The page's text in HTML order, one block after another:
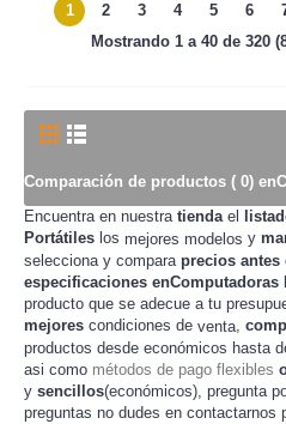
1 2 3 4 5 6
Mostrando 1 a 40 de 320
Comparación de productos ( 0)
Encuentra en nuestra tiendael
Portátiles los mejores modelos y
selecciona y compara precios antes
especificaciones enComputadoras
producto que se adecue a tu
mejores condiciones de venta,
productos desde económicos hasta
asi como métodos de pago flexibles
y sencillos(económicos), pregunta
preguntas no dudes en contactarnos